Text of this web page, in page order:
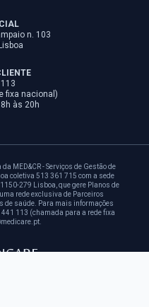
n. 103
fixa nacional)
às 20h
MED&CR - Serviços de Gestão de
coletiva 513 361 715 com a sede
279 Lisboa, que gere Planos de
rede exclusiva de Parceiros
de saúde. Para mais informações
441 113 (chamada para a rede fixa